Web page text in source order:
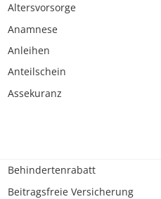
Altersvorsorge
Anamnese
Anleihen
Anteilschein
Assekuranz
Behindertenrabatt
Beitragsfreie Versicherung